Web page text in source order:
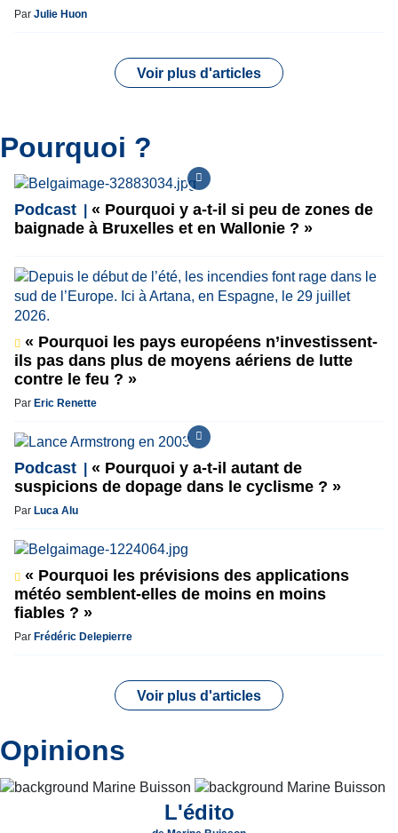
Par Julie Huon
Voir plus d'articles
Pourquoi ?
Podcast
« Pourquoi y a-t-il si peu de zones de
baignade à Bruxelles et en Wallonie ? »
« Pourquoi les pays européens n’investissent-
ils pas dans plus de moyens aériens de lutte
contre le feu ? »
Par Eric Renette
Podcast
« Pourquoi y a-t-il autant de
suspicions de dopage dans le cyclisme ? »
Par Luca Alu
« Pourquoi les prévisions des applications
météo semblent-elles de moins en moins
fiables ? »
Par Frédéric Delepierre
Voir plus d'articles
Opinions
L'édito